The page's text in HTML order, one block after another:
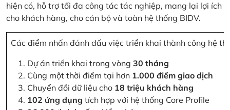
hiện có, hỗ trợ tối đa công tác tác nghiệp, mang lại lợi ích
cho khách hàng, cho cán bộ và toàn hệ thống BIDV.
Các điểm nhấn đánh dấu việc triển khai thành công hệ
Dự án triển khai trong vòng 30 tháng
Cùng một thời điểm tại hơn 1.000 điểm giao dịch
Chuyển đổi dữ liệu cho 18 triệu khách hàng
102 ứng dụng tích hợp với hệ thống Core Profile